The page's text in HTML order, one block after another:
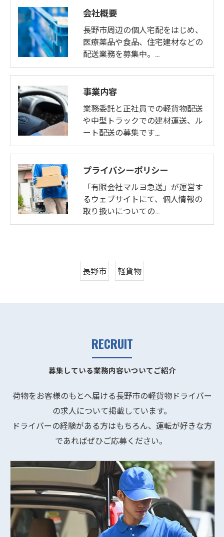
会社概要
長野市周辺の個人宅配をはじめ、
医療薬品や食品、住宅建材などの
配送業務を募集中。…
事業内容
業務委託と正社員での軽貨物配送
や中型トラックでの建材運送、ル
ート配送の募集です…
プライバシーポリシー
「有限会社マルヨ急送」が運営す
るウェブサイトにて、個人情報の
取り扱いについての…
長野市 軽貨物
募集している業務内容いついてご紹介
RECRUIT
荷物をお客様のもとへ届ける長野市の軽貨物ドライバー
の求人について掲載しています。
ドライバーの経験がある方はもちろん、運転が好きな方
であればぜひご応募ください。